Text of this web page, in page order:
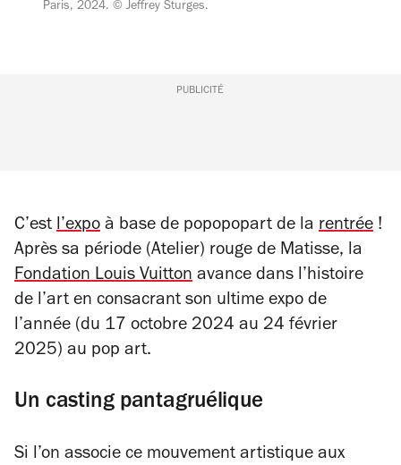
Paris, 2024. ©️ Jeffrey Sturges.
PUBLICITÉ
C’est l’expo à base de popopopart de la rentrée !
Après sa période (Atelier) rouge de Matisse, la
Fondation Louis Vuitton avance dans l’histoire
de l’art en consacrant son ultime expo de
l’année (du 17 octobre 2024 au 24 février
2025) au pop art.
Un casting pantagruélique
Si l’on associe ce mouvement artistique aux